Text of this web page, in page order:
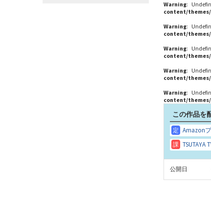
Warning:
content/
Warning:
content/
Warning:
content/
Warning:
content/
Warning:
content/
この作品を
公開日